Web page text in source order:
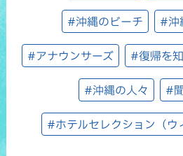
#沖縄のビーチ #沖
#アナウンサーズ #復帰を
#沖縄の人々 #
#ホテルセレクション（